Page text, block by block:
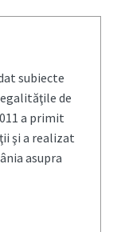
subiecte
de
a primit
şi a realizat
asupra